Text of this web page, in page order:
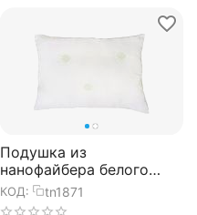
Подушка из
нанофайбера белого
цвета ALOE VERA 50х70
см, TAC
КОД: tn1871